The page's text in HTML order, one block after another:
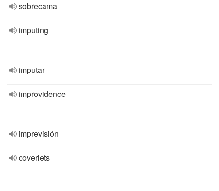
sobrecama
imputing
imputar
improvidence
imprevisión
coverlets